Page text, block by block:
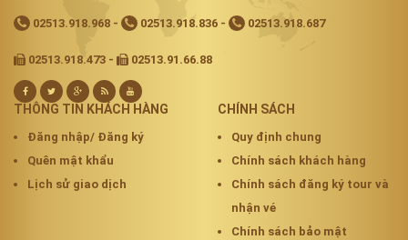
02513.918.968 - 02513.918.836 - 02513.918.687
02513.918.473 - 02513.91.66.88
THÔNG TIN KHÁCH HÀNG
Đăng nhập/ Đăng ký
Quên mật khẩu
Lịch sử giao dịch
CHÍNH SÁCH
Quy định chung
Chính sách khách hàng
Chính sách đăng ký tour và
nhận vé
Chính sách bảo mật